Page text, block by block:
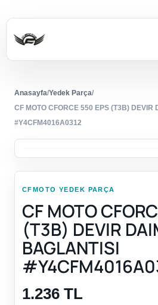
Anasayfa/Yedek Parça/
CF MOTO CFORCE 550 EPS (T3B) DEVIR
#Y4CFM4016A0312
CFMOTO YEDEK PARÇA
CF MOTO
(T3B) DEVIR
BAGLANTISI
1.236 TL